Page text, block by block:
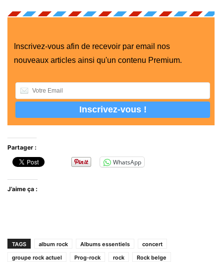
Inscrivez-vous afin de recevoir par email nos
nouveaux articles ainsi qu'un contenu Premium.
Partager :
WhatsApp
J’aime ça :
TAGS album rock Albums essentiels
concert
groupe rock actuel
Prog-rock rock Rock belge